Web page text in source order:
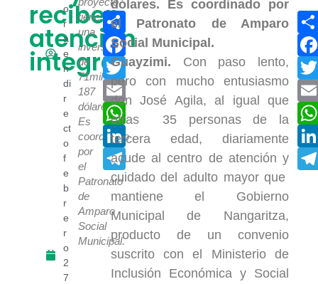
reciben
atención
integral
o
r
a
e
n
di
r
e
ct
o
f
e
b
r
e
r
o
2
7
tiene
una
inversión
de
71mil
187
dólares.
Es
coordinado
por
el
Patronato
de
Amparo
Social
Municipal.
Compartir
Facebook
Twitter
Email
WhatsApp
LinkedIn
Telegram
Guayzimi. Con paso lento,
pero con mucho entusiasmo
don José Agila, al igual que
otras 35 personas de la
tercera edad, diariamente
acude al centro de atención y
cuidado del adulto mayor que
mantiene el Gobierno
Municipal de Nangaritza,
producto de un convenio
suscrito con el Ministerio de
Inclusión Económica y Social